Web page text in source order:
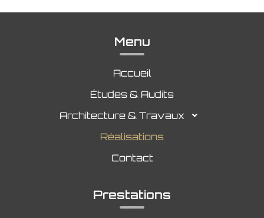
Menu
Accueil
Études & Audits
Architecture & Travaux
Réalisations
Contact
Prestations